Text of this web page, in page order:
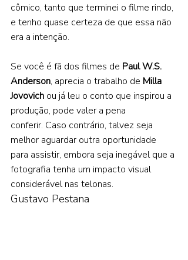
cômico, tanto que terminei o filme rindo,
e tenho quase certeza de que essa não
era a intenção.
Se você é fã dos filmes de Paul W.S.
Anderson, aprecia o trabalho de Milla
Jovovich ou já leu o conto que inspirou a
produção, pode valer a pena
conferir. Caso contrário, talvez seja
melhor aguardar outra oportunidade
para assistir, embora seja inegável que a
fotografia tenha um impacto visual
considerável nas telonas.
Gustavo Pestana